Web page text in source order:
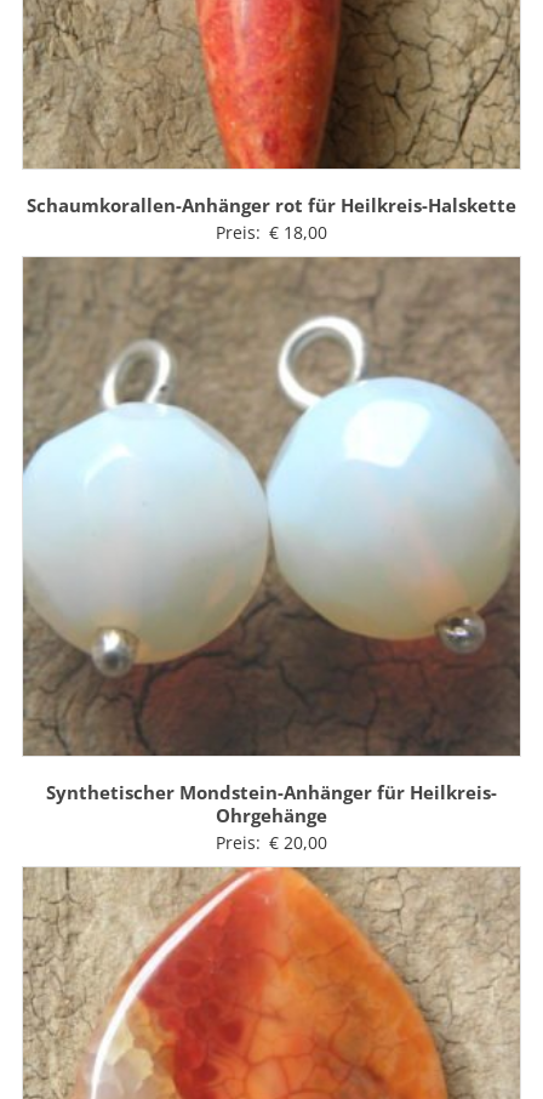
Schaumkorallen-Anhänger rot für Heilkreis-Halskette
Preis: €18,00
Synthetischer Mondstein-Anhänger für Heilkreis-
Ohrgehänge
Preis: €20,00